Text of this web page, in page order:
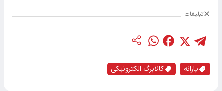
تبلیغات
یارانه کالابرگ الکترونیکی